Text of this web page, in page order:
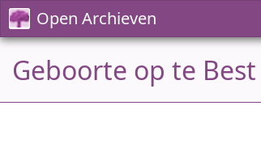
Open Archieven
Geboorte op te Best